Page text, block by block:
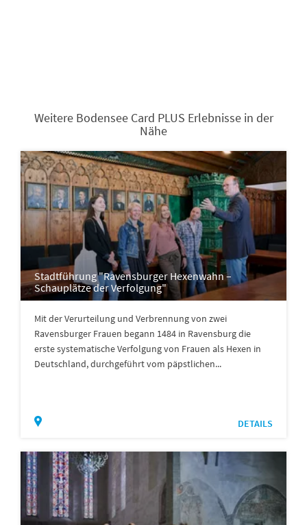
Weitere Bodensee Card PLUS Erlebnisse in der
Nähe
Stadtführung "Ravensburger Hexenwahn –
Schauplätze der Verfolgung"
Mit der Verurteilung und Verbrennung von zwei
Ravensburger Frauen begann 1484 in Ravensburg die
erste systematische Verfolgung von Frauen als Hexen in
Deutschland, durchgeführt vom päpstlichen...
DETAILS